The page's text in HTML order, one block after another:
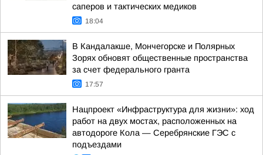
саперов и тактических медиков
18:04
В Кандалакше, Мончегорске и Полярных
Зорях обновят общественные пространства
за счет федерального гранта
17:57
Нацпроект «Инфраструктура для жизни»: ход
работ на двух мостах, расположенных на
автодороге Кола — Серебрянские ГЭС с
подъездами